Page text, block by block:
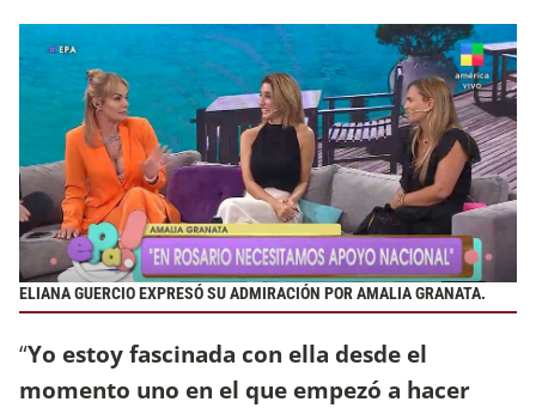
ELIANA GUERCIO EXPRESÓ SU ADMIRACIÓN POR AMALIA GRANATA.
“Yo estoy fascinada con ella desde el
momento uno en el que empezó a hacer